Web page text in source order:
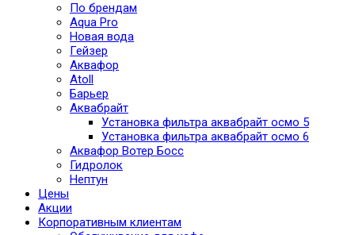
По брендам
Aqua Pro
Новая вода
Гейзер
Аквафор
Atoll
Барьер
Аквабрайт
Установка фильтра аквабрайт осмо 5
Установка фильтра аквабрайт осмо 6
Аквафор Вотер Босс
Гидролок
Нептун
Цены
Акции
Корпоративным клиентам